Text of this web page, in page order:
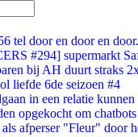
tel door en door en
#294] supermarkt
bij AH duurt straks
liefde 6de seizoen #4
in een relatie kunnen
opgekocht om chatbots
afperser "Fleur" door